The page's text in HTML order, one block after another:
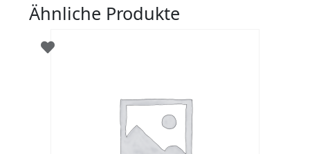
Ähnliche Produkte